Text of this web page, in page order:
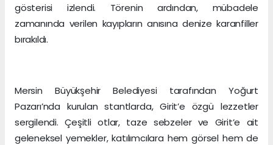
gösterisi izlendi. Törenin ardından, mübadele
zamanında verilen kayıpların anısına denize karanfiller
bırakıldı.
Mersin Büyükşehir Belediyesi tarafından Yoğurt
Pazarı’nda kurulan stantlarda, Girit’e özgü lezzetler
sergilendi. Çeşitli otlar, taze sebzeler ve Girit’e ait
geleneksel yemekler, katılımcılara hem görsel hem de